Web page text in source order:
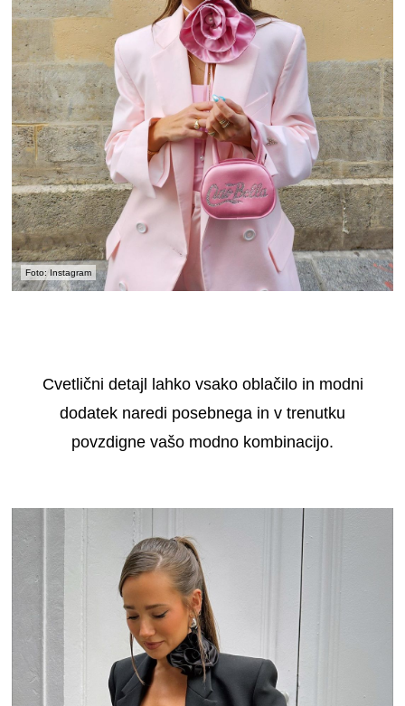
Foto: Instagram
Cvetlični detajl lahko vsako oblačilo in modni
dodatek naredi posebnega in v trenutku
povzdigne vašo modno kombinacijo.